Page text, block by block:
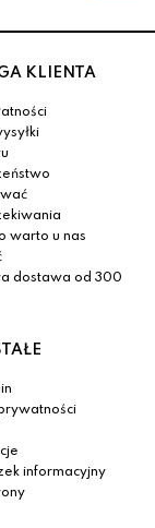
KLIENTA
warto u nas
dostawa od 300
informacyjny